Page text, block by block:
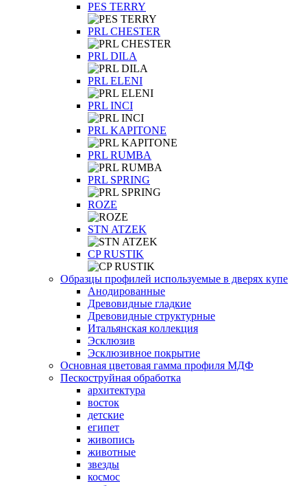
PES TERRY
PRL CHESTER
PRL DILA
PRL ELENI
PRL INCI
PRL KAPITONE
PRL RUMBA
PRL SPRING
ROZE
STN ATZEK
СP RUSTIK
Образцы профилей используемые в дверях купе
Анодированные
Древовидные гладкие
Древовидные структурные
Итальянская коллекция
Эсклюзив
Эсклюзивное покрытие
Основная цветовая гамма профиля МДФ
Пескоструйная обработка
архитектура
восток
детские
египет
живопись
животные
звезды
космос